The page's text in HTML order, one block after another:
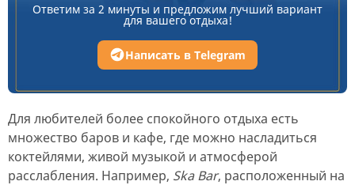
Ответим за 2 минуты и предложим лучший вариант
для вашего отдыха!
Написать в Telegram
Для любителей более спокойного отдыха есть
множество баров и кафе, где можно насладиться
коктейлями, живой музыкой и атмосферой
расслабления. Например, Ska Bar, расположенный на